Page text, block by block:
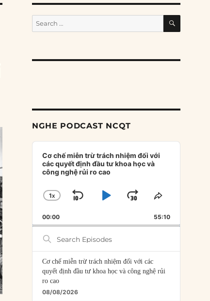
Search
for:
SEARCH
NGHE PODCAST NCQT
Audio
Player
Cơ chế miễn trừ trách nhiệm đối với
các quyết định đầu tư khoa học và
công nghệ rủi ro cao
CHANGE
RATE
1X
SKIP
BACKWARD
PLAYJUMP
FORWARD
SHARE
EPISODE
00:00 55:10
Search
Episodes
Cơ chế miễn trừ trách nhiệm đối với các
quyết định đầu tư khoa học và công nghệ rủi
ro cao
08/08/2026